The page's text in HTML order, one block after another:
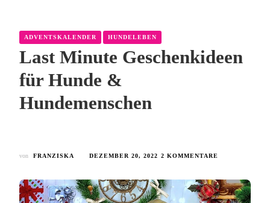
ADVENTSKALENDER HUNDELEBEN
Last Minute Geschenkideen
für Hunde &
Hundemenschen
von FRANZISKA DEZEMBER 20, 2022 2 KOMMENTARE